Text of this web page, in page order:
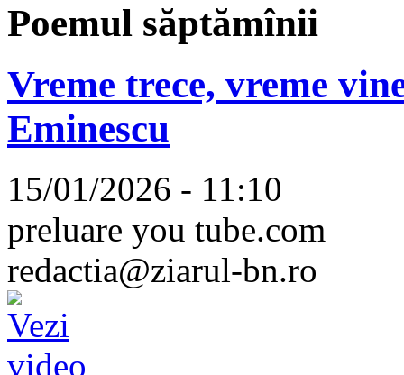
Poemul săptămînii
Vreme trece, vreme
Eminescu
15/01/2026 - 11:10
preluare you tube.com
redactia@ziarul-bn.ro